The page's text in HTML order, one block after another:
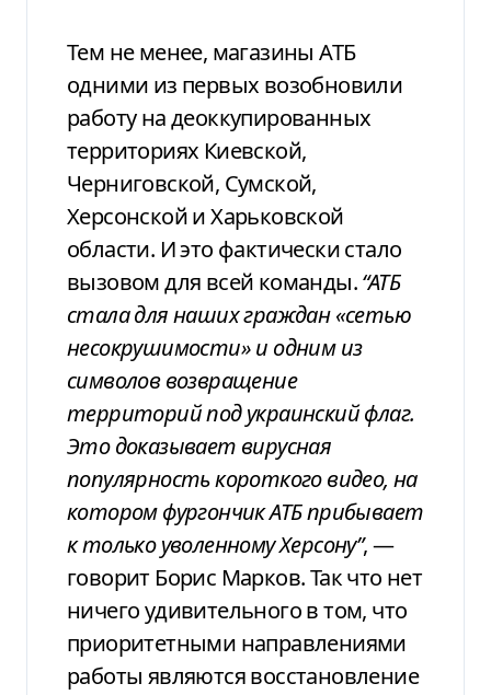
Тем не менее, магазины АТБ
одними из первых возобновили
работу надеоккупированных
территориях Киевской,
Черниговской, Сумской,
Херсонскойи Харьковской
области. И это фактическистало
вызовом для всей команды.“АТБ
стала для наших граждан «сетью
несокрушимости» и одним из
символов возвращение
территорий под украинскийфлаг.
Это доказывает вирусная
популярностькороткого видео, на
котором фургончикАТБ прибывает
к только уволенномуХерсону”, —
говорит Борис Марков.Так что нет
ничего удивительного в том, что
приоритетными направлениями
работы являютсявосстановление